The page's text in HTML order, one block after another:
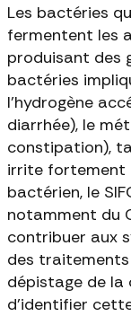
Les bactéries
fermentent les
produisant des
bactéries
l'hydrogène
diarrhée), le
constipation),
irrite fortement
bactérien, le
notamment du
contribuer aux
des
dépistage de
d'identifier